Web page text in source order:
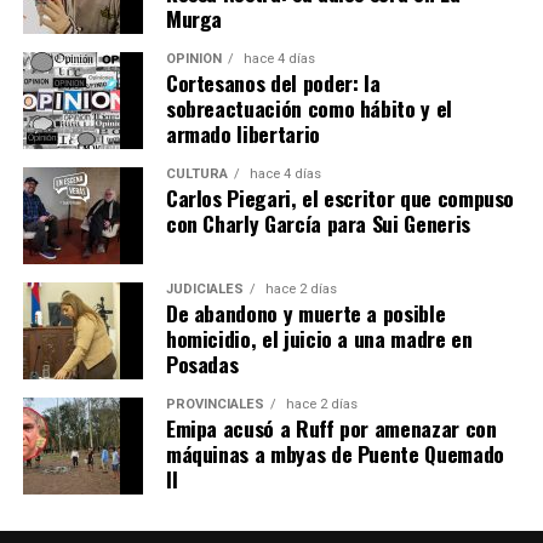
orientación laboral, coaching para el empleo,
empleabilidad y oratoria.
Además, se dictan capacitaciones para emprendedores,
cursos de oficios y formaciones en habilidades aplicables
al empleo formal, como informática, Excel, diseño,
marketing, manejo de redes sociales y fotografía.
Las últimas tres categorías se desarrollan junto a
instituciones educativas, cámaras empresariales,
centros de formación profesional, institutos
tecnológicos y profesionales externos.
“Salimos a buscar quienes nos acompañen para ayudar y
acompañar a la persona que está en búsqueda de
mejorar su situación laboral y personal”, explicó.
Abrazian señaló que, si bien la mayoría de los cursos
Murga
OPINIÓN hace 4 días
Cortesanos del poder: la
sobreactuación como hábito y el
armado libertario
CULTURA hace 4 días
Carlos Piegari, el escritor que compuso
con Charly García para Sui Generis
JUDICIALES hace 2 días
De abandono y muerte a posible
homicidio, el juicio a una madre en
Posadas
PROVINCIALES hace 2 días
Emipa acusó a Ruff por amenazar con
máquinas a mbyas de Puente Quemado
II